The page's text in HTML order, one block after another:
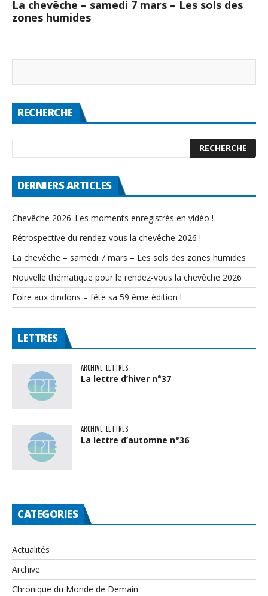
La chevêche – samedi 7 mars – Les sols des
zones humides
RECHERCHE
DERNIERS ARTICLES
Chevêche 2026_Les moments enregistrés en vidéo !
Rétrospective du rendez-vous la chevêche 2026 !
La chevêche – samedi 7 mars – Les sols des zones humides
Nouvelle thématique pour le rendez-vous la chevêche 2026
Foire aux dindons – fête sa 59 ème édition !
LETTRES
ARCHIVE LETTRES
La lettre d’hiver n°37
ARCHIVE LETTRES
La lettre d’automne n°36
CATEGORIES
Actualités
Archive
Chronique du Monde de Demain